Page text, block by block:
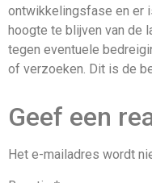
ontwikkelingsfase en er
hoogte te blijven van de
tegen eventuele
of verzoeken. Dit is de
Geef een
Het e-mailadres wordt